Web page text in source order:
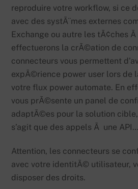
reproduire votre workflow, si ce
avec des systÃ¨mes externes
Exchange ou autre les tÃ¢ches
effectuerons la crÃ©ation de
connecteurs vous permettent
expÃ©rience power user lors de
votre flux power automate. En
vous prÃ©sente un panel de
adaptÃ©es pour la solution
s’agit que des appels Ã une API…
Attention, les connecteurs se
avec votre identitÃ© utilisateur,
disposer des droits.